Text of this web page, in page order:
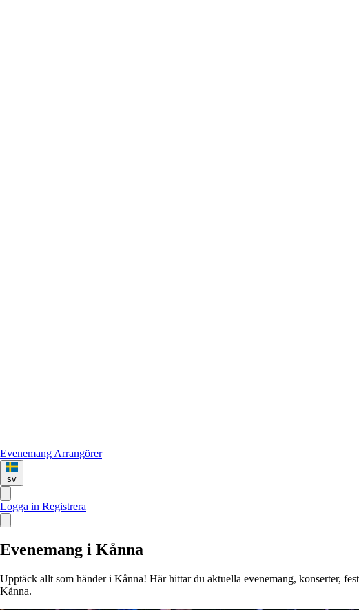
Evenemang Arrangörer
sv
Logga in Registrera
Evenemang i Kånna
Upptäck allt som händer i Kånna! Här hittar du aktuella evenemang, konserter,
Kånna.